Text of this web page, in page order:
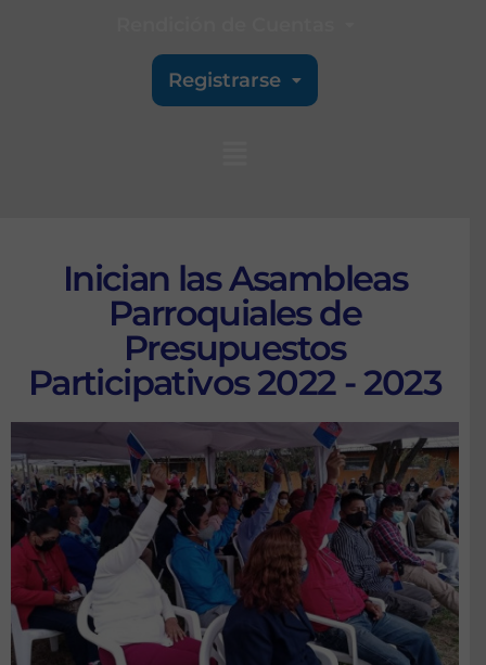
Registrarse
Inician las Asambleas
Parroquiales de
Presupuestos
Participativos 2022 - 2023